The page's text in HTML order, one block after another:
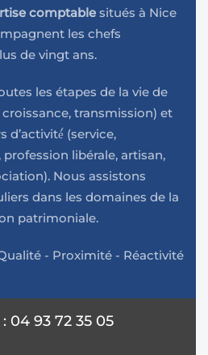
comptable situés à Nice
les chefs
de vingt ans.
les étapes de la vie de
croissance, transmission) et
d’activité́ (service,
libérale, artisan,
Nous assistons
dans les domaines de la
patrimoniale.
- Proximité - Réactivité
04 93 72 35 05